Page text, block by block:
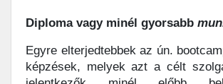
Diploma vagy minél gyorsabb
Egyre elterjedtebbek az ún.
képzések, melyek azt a célt